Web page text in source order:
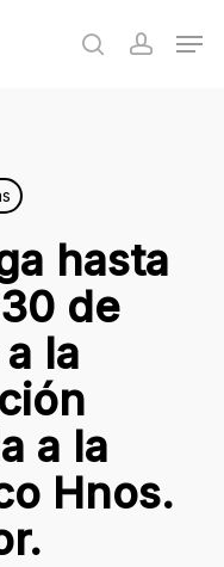
search
hasta
de
la
a la
Hnos.